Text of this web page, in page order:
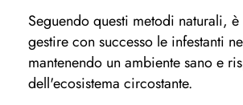
Seguendo questi metodi naturali,
gestire con successo le infestanti
mantenendo un ambiente sano e
dell'ecosistema circostante.